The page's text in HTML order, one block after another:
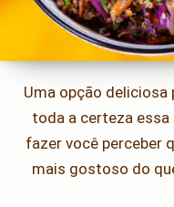
Uma opção deliciosa
toda a certeza essa
fazer você perceber
mais gostoso do